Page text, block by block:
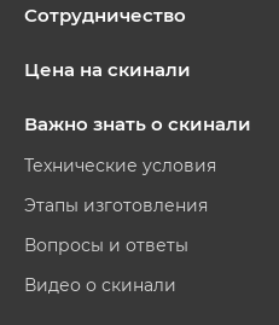
Сотрудничество
Цена на скинали
Важно знать о скинали
Технические условия
Этапы изготовления
Вопросы и ответы
Видео о скинали